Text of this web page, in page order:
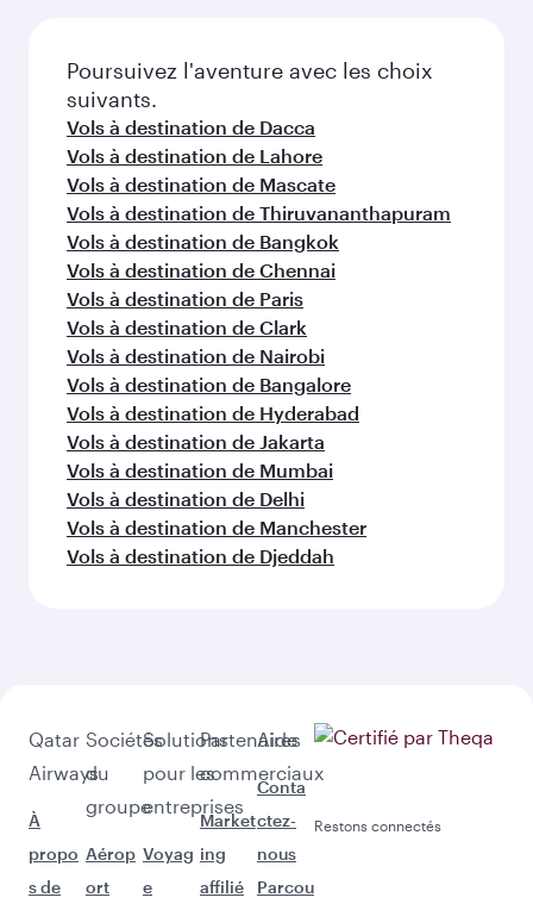
Poursuivez l'aventure avec les choix
suivants.
Vols à destination de Dacca
Vols à destination de Lahore
Vols à destination de Mascate
Vols à destination de Thiruvananthapuram
Vols à destination de Bangkok
Vols à destination de Chennai
Vols à destination de Paris
Vols à destination de Clark
Vols à destination de Nairobi
Vols à destination de Bangalore
Vols à destination de Hyderabad
Vols à destination de Jakarta
Vols à destination de Mumbai
Vols à destination de Delhi
Vols à destination de Manchester
Vols à destination de Djeddah
Qatar
Airways
À
propo
s de
Sociétés
du
groupe
Aérop
ort
Solutions
pour les
entreprises
Voyag
e
Partenaires
commerciaux
Market
ing
affilié
Aide
Conta
ctez-
nous
Parcou
Restons connectés